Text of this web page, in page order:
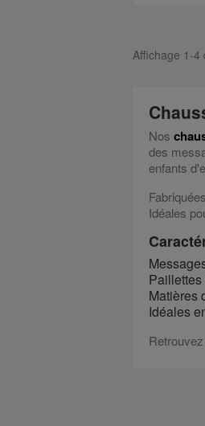
Affichage 1-4
Nos
des
enfants
Idéales
Matières
Idéales